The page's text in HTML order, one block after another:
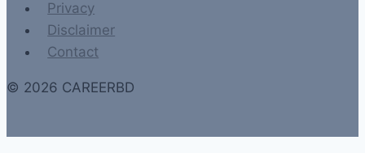
Privacy
Disclaimer
Contact
© 2026 CAREERBD